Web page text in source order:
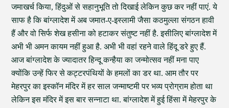
जमाखर्च किया, हिंदुओं से सहानुभूति तो दिखाई लेकिन कुछ कर नहीं पाएं. ये
साफ है कि बांग्लादेश में अब जमात-ए-इस्लामी जैसा कठमुल्ला संगठन हावी
हैं और वो सिर्फ शेख हसीना को हटाकर संतुष्ट नहीं है. इसीलिए बांग्लादेश में
अभी भी अमन कायम नहीं हुआ है. अभी भी वहां रहने वाले हिंदू डरे हुए हैं.
आज बांग्लादेश के ज्यादातर हिन्दू कन्हैया का जन्मोत्सव नहीं मना पाए
क्योंकि उन्हें फिर से कट्टरपंथियों के हमलों का डर था. आम तौर पर
मेहरपुर का इस्कॉन मंदिर में हर साल जन्माष्टमी पर भव्य प्रोग्राम होता था
लेकिन इस मंदिर में इस बार सन्नाटा था. बांग्लादेश में हुई हिंसा में मेहरपुर के